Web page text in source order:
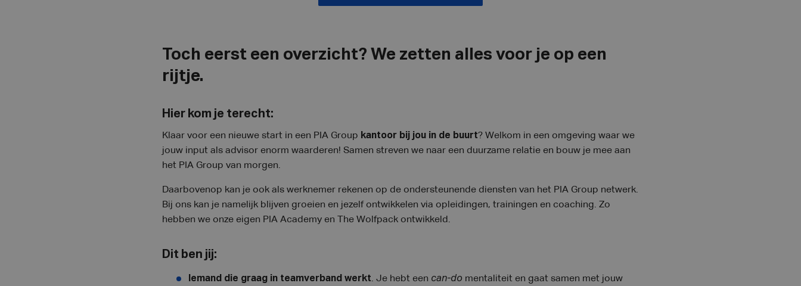
Toch eerst een overzicht? We zetten alles voor je op een
rijtje.
Hier kom je terecht:
Klaar voor een nieuwe start in een PIA Group kantoor bij jou in de buurt? Welkom in een omgeving waar we
jouw input als advisor enorm waarderen! Samen streven we naar een duurzame relatie en bouw je mee aan
het PIA Group van morgen.
Daarbovenop kan je ook als werknemer rekenen op de ondersteunende diensten van het PIA Group netwerk.
Bij ons kan je namelijk blijven groeien en jezelf ontwikkelen via opleidingen, trainingen en coaching. Zo
hebben we onze eigen PIA Academy en The Wolfpack ontwikkeld.
Dit ben jij:
Iemand die graag in teamverband werkt. Je hebt een can-do mentaliteit en gaat samen met jouw